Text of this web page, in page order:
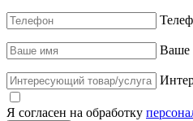
Ваше
Я согласен на обработку